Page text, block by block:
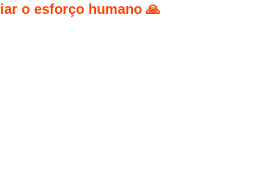
o esforço humano 🙏